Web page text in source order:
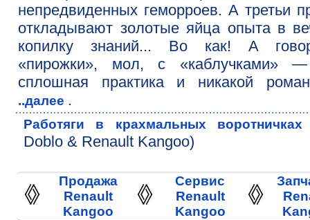
непредвиденных геморроев. А третьи
откладывают золотые яйца опыта в
копилку знаний... Во как! А
«пирожки», мол, с «каблучками»
сплошная практика и никакой
..далее .
Работяги в крахмальных воротничках
Doblo & Renault Kangoo)
Продажа
Renault
Kangoo
Сервис
Renault
Kangoo